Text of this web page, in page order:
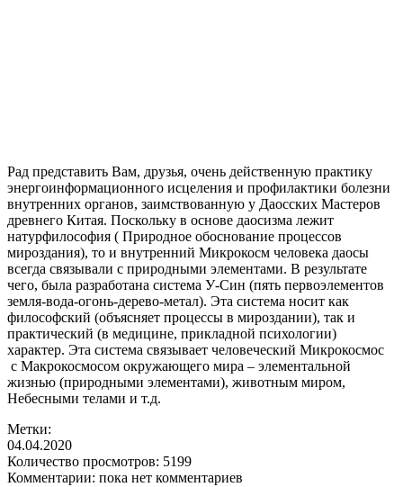
Рад представить Вам, друзья, очень действенную практику
энергоинформационного исцеления и профилактики болезни
внутренних органов, заимствованную у Даосских Мастеров
древнего Китая. Поскольку в основе даосизма лежит
натурфилософия ( Природное обоснование процессов
мироздания), то и внутренний Микрокосм человека даосы
всегда связывали с природными элементами. В результате
чего, была разработана система У-Син (пять первоэлементов
земля-вода-огонь-дерево-метал). Эта система носит как
философский (объясняет процессы в мироздании), так и
практический (в медицине, прикладной психологии)
характер. Эта система связывает человеческий Микрокосмос
с Макрокосмосом окружающего мира – элементальной
жизнью (природными элементами), животным миром,
Небесными телами и т.д.
Метки:
04.04.2020
Количество просмотров: 5199
Комментарии: пока нет комментариев